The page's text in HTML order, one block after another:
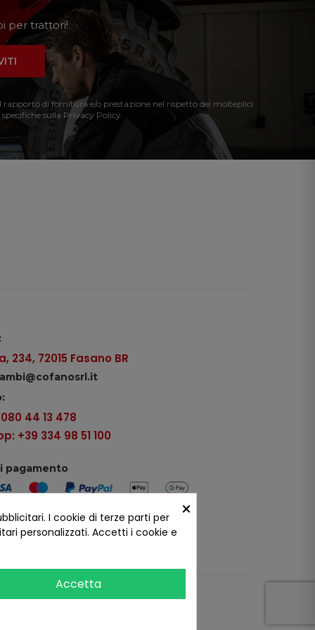
per trattori!
rapporto di fornitura e/o prestazione nel rispetto dei molteplici
sulla Privacy Policy.
234, 72015 Fasano BR
44 13 478
+39 334 98 51 100
pagamento
social ×
I cookie di terze parti per
personalizzati. Accetti i cookie e
Accetta